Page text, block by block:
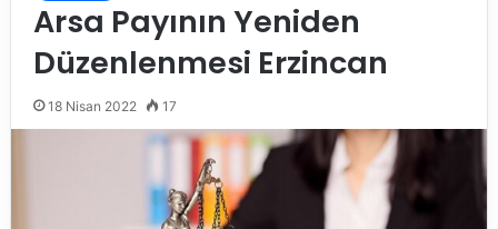
Arsa Payının Yeniden
Düzenlenmesi Erzincan
18 Nisan 2022 17